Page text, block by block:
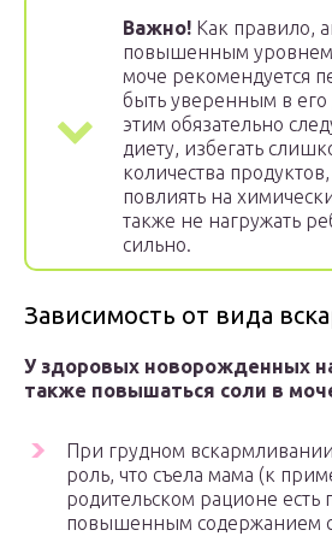
Важно! Как правило,
повышенным уровнем
моче рекомендуется
быть уверенным в
этим обязательно
диету, избегать
количества
повлиять на
также не нагружать
сильно.
Зависимость от вида
У здоровых новорожденных
также повышаться соли в
При грудном
роль, что съела мама (к
родительском рационе есть
повышенным содержанием